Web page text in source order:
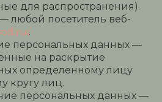
для распространения).
любой посетитель веб-
.
персональных данных —
на раскрытие
определенному лицу
кругу лиц.
персональных данных —